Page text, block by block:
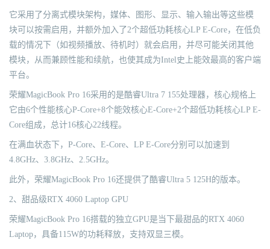
它采用了分离式模块架构，媒体、图形、显示、输入输出等这些模
块可以按需启用，并额外加入了2个超低功耗核心LP E-Core，在低负
载的情况下（如视频播放、待机时）就会启用，并尽可能关闭其他
模块，从而兼顾性能和续航，也使其成为Intel史上能效最高的客户端
平台。
荣耀MagicBook Pro 16采用的是酷睿Ultra 7 155处理器，核心规格上
它由6个性能核心P-Core+8个能效核心E-Core+2个超低功耗核心LP E-
Core组成，总计16核心22线程。
在满血状态下，P-Core、E-Core、LP E-Core分别可以加速到
4.8GHz、3.8GHz、2.5GHz。
此外，荣耀MagicBook Pro 16还提供了酷睿Ultra 5 125H的版本。
2、甜品级RTX 4060 Laptop GPU
荣耀MagicBook Pro 16搭载的独立GPU是当下最甜品的RTX 4060
Laptop，具备115W的功耗释放，支持双显三模。